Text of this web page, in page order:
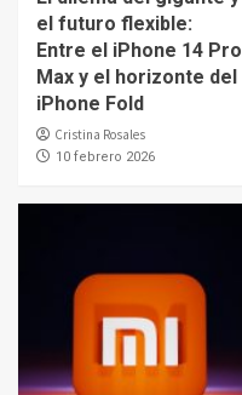
el futuro flexible:
Entre el iPhone 14 Pro
Max y el horizonte del
iPhone Fold
Cristina Rosales
10 febrero 2026